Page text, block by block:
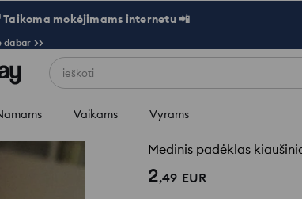
Taikoma mokėjimams internetu 📲
dabar >>
ieškoti
Vaikams Vyrams
Medinis padėklas
2,49 EUR